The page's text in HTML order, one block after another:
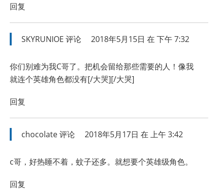
回复
SKYRUNIOE 评论 2018年5月15日 在 下午 7:32
你们别难为我C哥了。把机会留给那些需要的人！像我
就连个英雄角色都没有[/大哭][/大哭]
回复
chocolate评论 2018年5月17日 在 上午 3:42
c哥，好热睡不着，蚊子还多。就想要个英雄级角色。
回复